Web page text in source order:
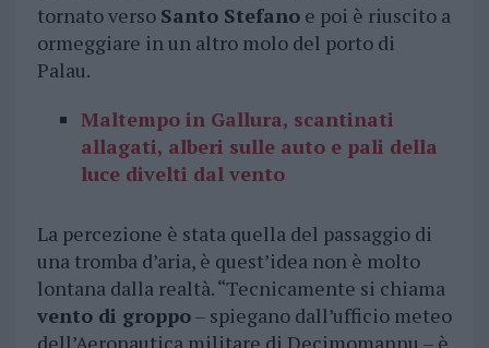
tornato verso Santo Stefanoe poi è riuscito a
ormeggiare in un altro molo del porto di
Palau.
Maltempo in Gallura, scantinati
allagati, alberi sulle auto e pali della
luce divelti dal vento
La percezione è stata quella del passaggio di
una tromba d’aria, è quest’idea non è molto
lontana dalla realtà. “Tecnicamente si chiama
vento di groppo– spiegano dall’ufficio meteo